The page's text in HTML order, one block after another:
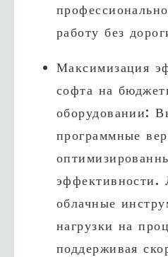
работу без
Максимизация
софта на
оборудовании:
программные
эффективности.
облачные
нагрузки на
поддерживая